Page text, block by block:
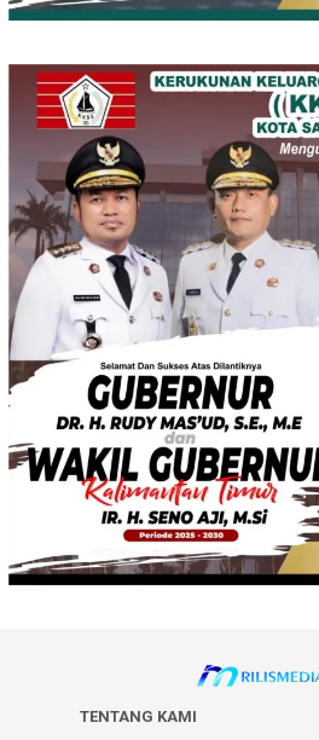
TENTANG KAMI